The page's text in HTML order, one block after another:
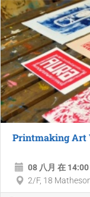
Printmaking Art
08 八月 在 14:00
2/F, 18